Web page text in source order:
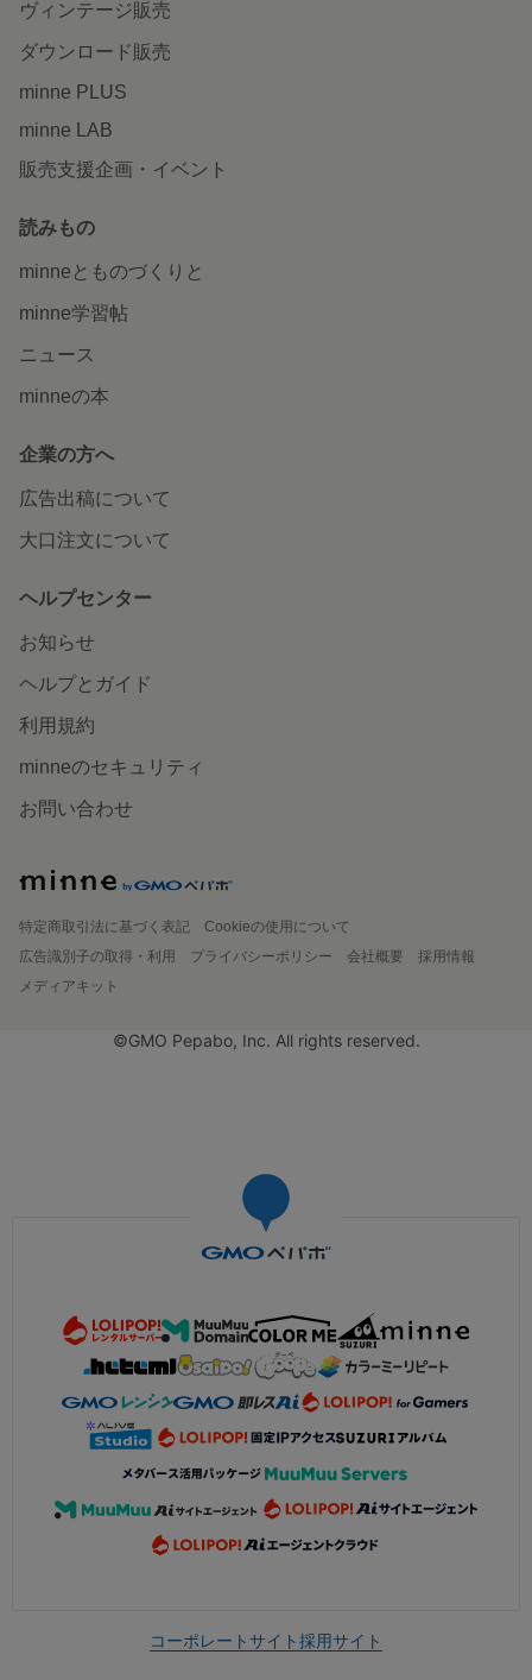
ヴィンテージ販売
ダウンロード販売
minne PLUS
minne LAB
販売支援企画・イベント
読みもの
minneとものづくりと
minne学習帖
ニュース
minneの本
企業の方へ
広告出稿について
大口注文について
ヘルプセンター
お知らせ
ヘルプとガイド
利用規約
minneのセキュリティ
お問い合わせ
特定商取引法に基づく表記
Cookieの使用について
広告識別子の取得・利用
プライバシーポリシー 会社概要
採用情報
メディアキット
©GMO Pepabo, Inc. All rights reserved.
コーポレートサイト採用サイト